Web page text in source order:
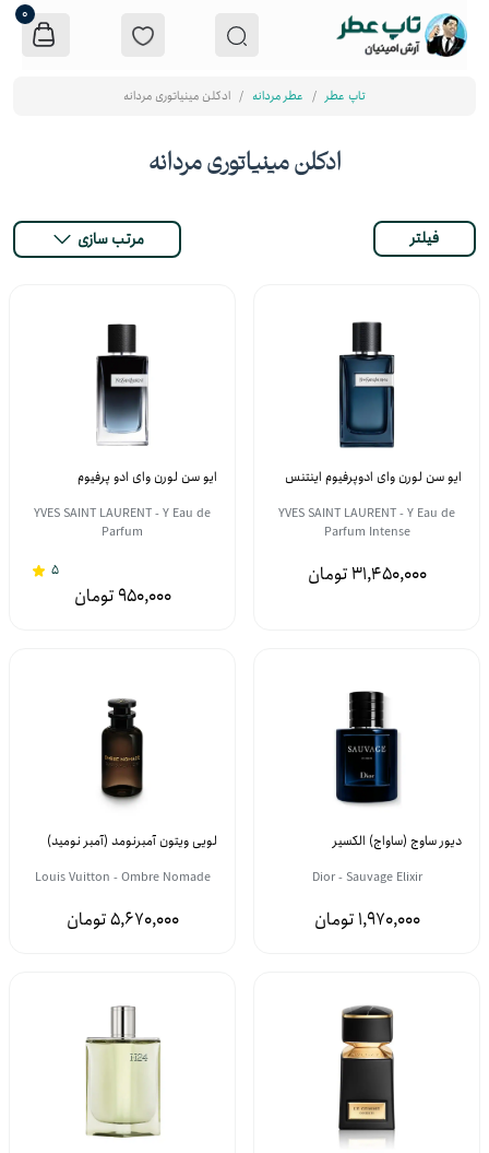
0
تاپ عطر عطر مردانه ادکلن مینیاتوری مردانه
ادکلن مینیاتوری مردانه
فیلتر مرتب سازی
ایو سن لورن وای ادوپرفیوم اینتنس
YVES SAINT LAURENT - Y Eau de
Parfum Intense
31,450,000
ایو سن لورن وای ادو پرفیوم
YVES SAINT LAURENT - Y Eau de
Parfum
5
950,000
دیور ساوج (ساواج) الکسیر
Dior - Sauvage Elixir
1,970,000
لویی ویتون آمبرنومد (آمبر نومید)
Louis Vuitton - Ombre Nomade
5,670,000